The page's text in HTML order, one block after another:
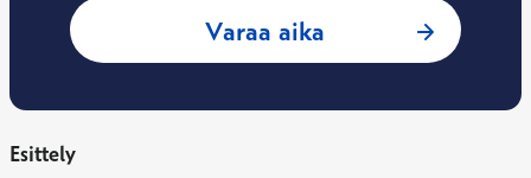
Varaa aika : Jan Lindahl,
Esittely